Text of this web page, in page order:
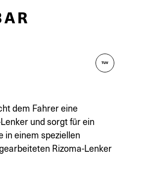
TUV
dem Fahrer eine
und sorgt für ein
in einem speziellen
Rizoma-Lenker